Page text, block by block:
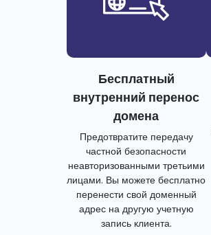
Бесплатный
внутренний перенос
домена
Предотвратите передачу
частной безопасности
неавторизованными третьими
лицами. Вы можете бесплатно
перенести свой доменный
адрес на другую учетную
запись клиента.